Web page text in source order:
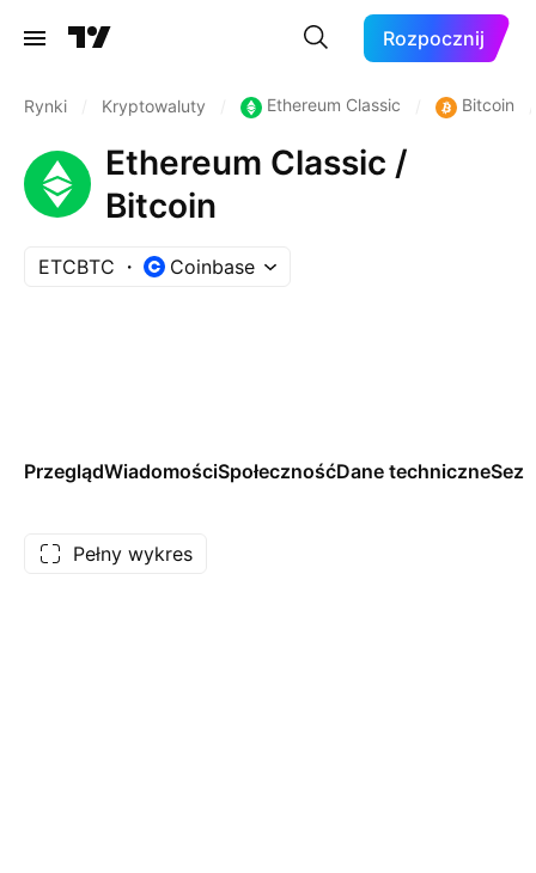
Rozpocznij
Rynki Kryptowaluty Ethereum Classic Bitcoin
Ethereum Classic /
Bitcoin
ETCBTC Coinbase
PrzeglądWiadomościSpołecznośćDane techniczne
Pełny wykres